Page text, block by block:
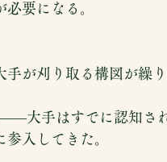
要になる。
が刈り取る構図が繰り
大手はすでに認知さ
入してきた。